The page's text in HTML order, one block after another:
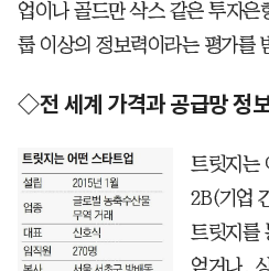
업이나 골드만 삭스 같은 투자은
룹 이상의 정보력이라는 평가를
◇전 세계 가격과 공급망 정
트릿지는
2B(기업
트릿지를